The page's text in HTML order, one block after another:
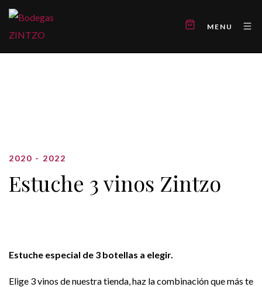
MENU
2020 - 2022
Estuche 3 vinos Zintzo
Estuche especial de 3 botellas a elegir.
Elige 3 vinos de nuestra tienda, haz la combinación que más te